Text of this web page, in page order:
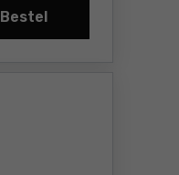
Bestel
Gereedschapstas